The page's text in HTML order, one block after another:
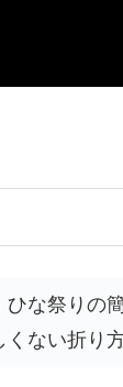
ひな祭り
ない折り方